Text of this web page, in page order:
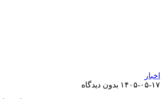
اخبار
۱۴۰۵-۰۵-۱۷ بدون دیدگاه